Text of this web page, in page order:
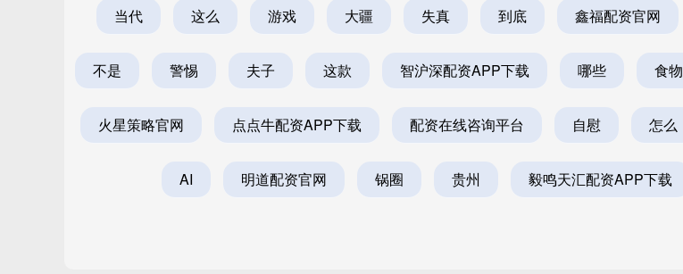
当代 这么 游戏 大疆 失真 到底 鑫福配资官网
不是 警惕 夫子 这款 智沪深配资APP下载 哪些 食物
火星策略官网 点点牛配资APP下载 配资在线咨询平台 自慰 怎么
AI 明道配资官网 锅圈 贵州 毅鸣天汇配资APP下载